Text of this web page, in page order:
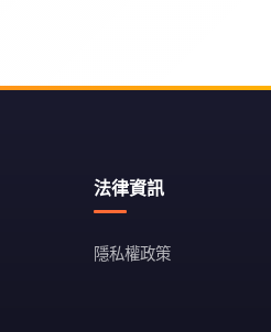
法律資訊
隱私權政策